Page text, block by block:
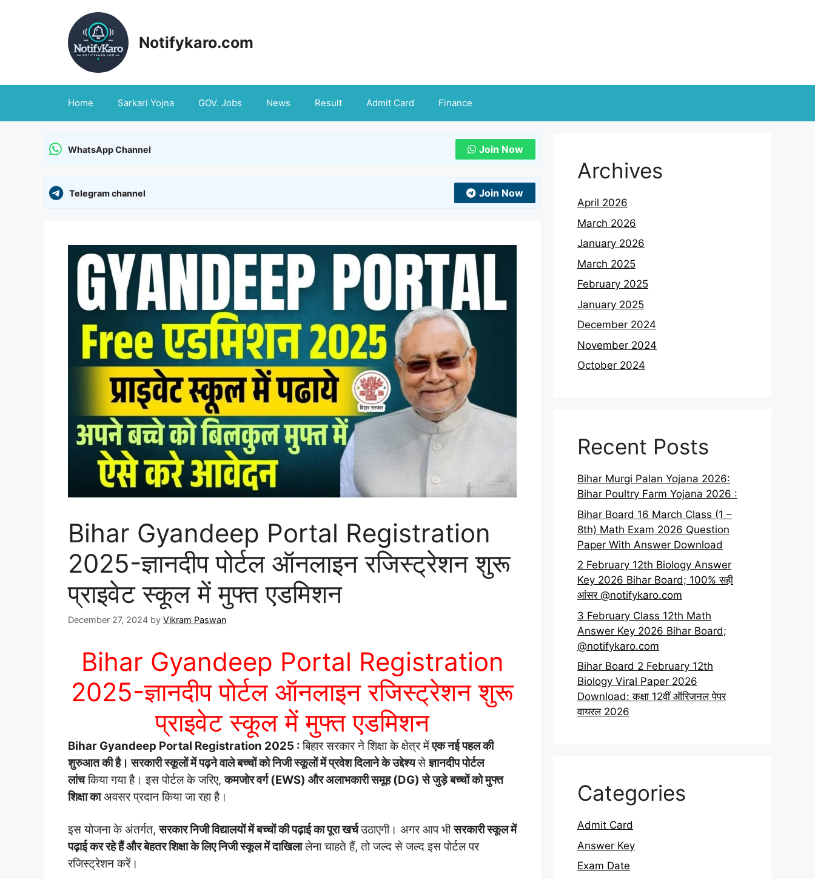
Notifykaro.com
Home Sarkari Yojna GOV. Jobs News Result Admit Card Finance
WhatsApp Channel Join Now
Telegram channel Join Now
Bihar Gyandeep Portal Registration
2025-ज्ञानदीप पोर्टल ऑनलाइन रजिस्ट्रेशन शुरू
प्राइवेट स्कूल में मुफ्त एडमिशन
December 27, 2024 by Vikram Paswan
Bihar Gyandeep Portal Registration
2025-ज्ञानदीप पोर्टल ऑनलाइन रजिस्ट्रेशन शुरू
प्राइवेट स्कूल में मुफ्त एडमिशन
Bihar Gyandeep Portal Registration 2025 :बिहार सरकार ने शिक्षा के क्षेत्र मेंएक नई पहल की
शुरुआत की है। सरकारी स्कूलों में पढ़ने वाले बच्चों को निजी स्कूलों में प्रवेश दिलाने के उद्देश्यसेज्ञानदीप पोर्टल
लांचकिया गया है। इस पोर्टल के जरिए,कमजोर वर्ग (EWS) और अलाभकारी समूह (DG) से जुड़े बच्चों को मुफ्त
शिक्षा काअवसर प्रदान किया जा रहा है।
इस योजना के अंतर्गत,सरकार निजी विद्यालयों में बच्चों की पढ़ाई का पूरा खर्चउठाएगी। अगर आप भीसरकारी स्कूल में
पढ़ाई कर रहे हैं और बेहतर शिक्षा के लिए निजी स्कूल में दाखिलालेना चाहते हैं, तो जल्द से जल्द इस पोर्टल पर
रजिस्ट्रेशन करें।
Archives
April 2026
March 2026
January 2026
March 2025
February 2025
January 2025
December 2024
November 2024
October 2024
Recent Posts
Bihar Murgi Palan Yojana 2026:
Bihar Poultry Farm Yojana 2026 :
Bihar Board 16 March Class (1 –
8th) Math Exam 2026 Question
Paper With Answer Download
2 February 12th Biology Answer
Key 2026 Bihar Board; 100% सही
आंसर @notifykaro.com
3 February Class 12th Math
Answer Key 2026 Bihar Board;
@notifykaro.com
Bihar Board 2 February 12th
Biology Viral Paper 2026
Download: कक्षा 12वीं ऑरिजनल पेपर
वायरल 2026
Categories
Admit Card
Answer Key
Exam Date